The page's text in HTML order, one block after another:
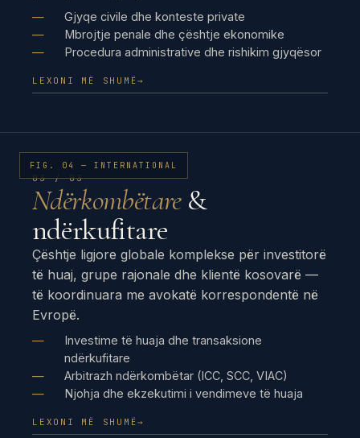
Gjyqe civile dhe konteste private
Mbrojtje penale dhe çështje ekonomike
Procedura administrative dhe rishikim gjyqësor
LEXONI MË SHUMË→
FIG. 04 — INTERNATIONAL
03 / 03
Ndërkombëtare&
ndërkufitare
Çështje ligjore globale komplekse për investitorë
të huaj, grupe rajonale dhe klientë kosovarë —
të koordinuara me avokatë korrespondentë në
Evropë.
Investime të huaja dhe transaksione
ndërkufitare
Arbitrazh ndërkombëtar (ICC, SCC, VIAC)
Njohja dhe ekzekutimi i vendimeve të huaja
LEXONI MË SHUMË→